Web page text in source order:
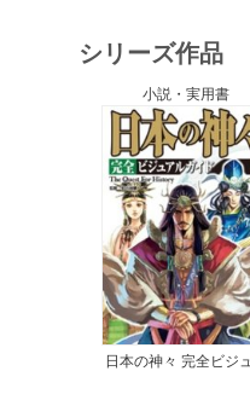
シリーズ作品
小説・実用書
日本の神々 完全ビジ